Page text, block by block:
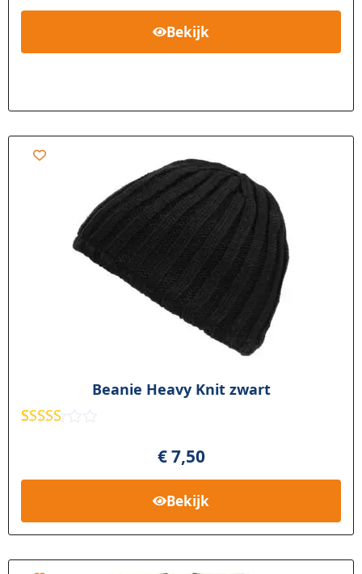
Bekijk
Beanie Heavy Knit zwart
gebaseerd
€7,50
Bekijk